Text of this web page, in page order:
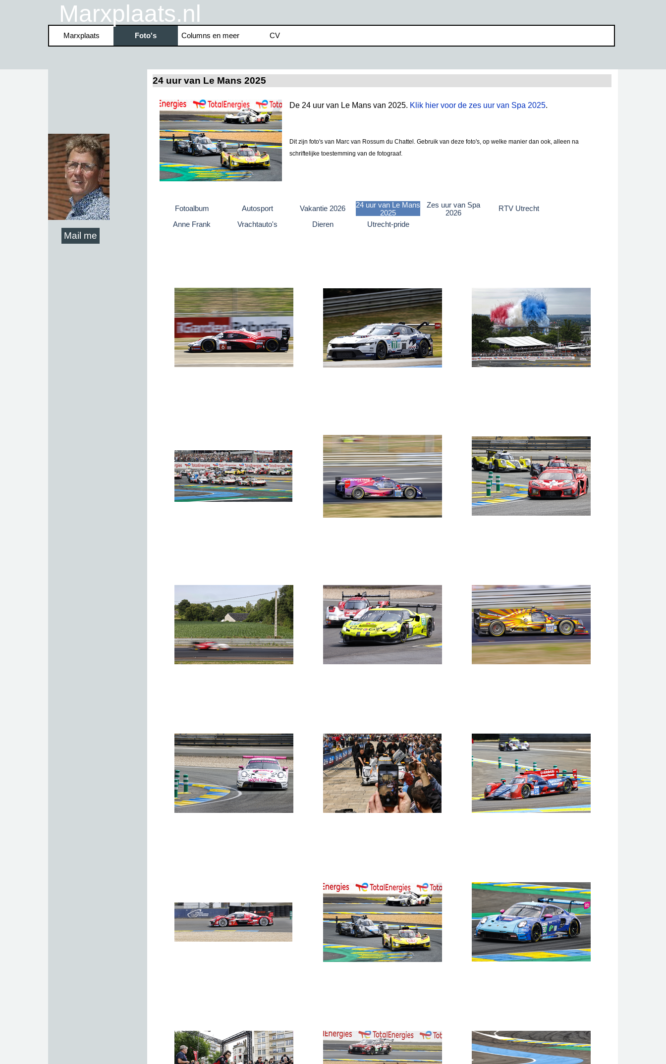
Marxplaats.nl
Marxplaats Foto's ▼
Columns en meer ▼
CV
Mail me
24 uur van Le Mans 2025
De 24 uur van Le Mans van 2025. Klik hier voor de zes uur van Spa 2025.
Dit zijn foto's van Marc van Rossum du Chattel. Gebruik van deze foto's, op welke manier dan ook, alleen na
schriftelijke toestemming van de fotograaf.
Fotoalbum Autosport Vakantie 2026
24 uur van Le Mans
2025
Zes uur van Spa
2026
RTV Utrecht
Anne Frank
Vrachtauto's Dieren Utrecht-pride